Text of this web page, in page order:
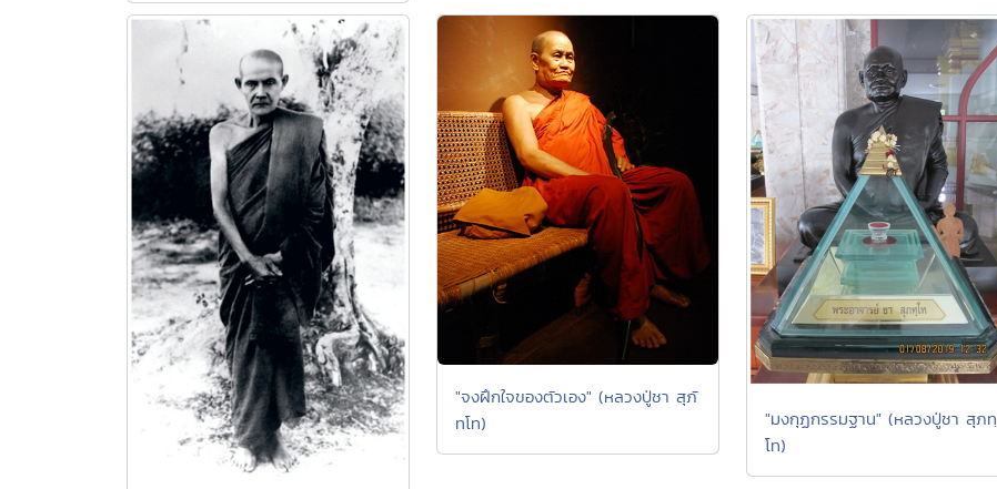
"จงฝึกใจของตัวเอง" (หลวงปู่ชา สุภั
ทโท)
"มงกุฏกรรมฐาน" (หลวงปู่ชา สุภทฺ
โท)